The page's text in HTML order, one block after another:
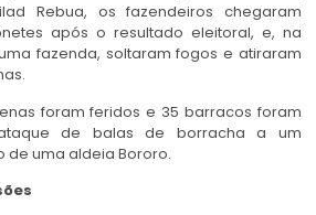
Rebua, os fazendeiros chegaram
após o resultado eleitoral, e, na
fazenda, soltaram fogos e atiraram
foram feridos e 35 barracos foram
de balas de borracha a um
uma aldeia Bororo.